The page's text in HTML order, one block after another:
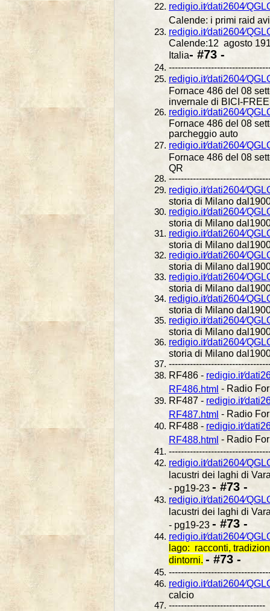
Calende: i primi raid
Calende:12 agosto
Italia- #73 -
Fornace 486 del 08
invernale di BICI-FREE
Fornace 486 del 08
parcheggio auto
Fornace 486 del 08
QR
storia di Milano
storia di Milano
storia di Milano
storia di Milano
storia di Milano
storia di Milano
storia di Milano
storia di Milano
RF486 -
RF486.html - Radio
RF487 -
RF487.html - Radio
RF488 -
RF488.html - Radio
lacustri dei laghi di
- pg19-23 - #73 -
lacustri dei laghi di
- pg19-23 - #73 -
lago: racconti,
dintorni. - #73 -
calcio
--------------------------------